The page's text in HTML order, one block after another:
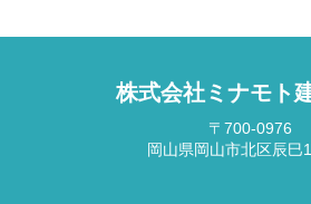
株式会社ミナモト
〒700-0976
岡山県岡山市北区辰巳